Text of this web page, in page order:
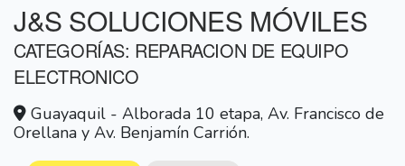
J&S SOLUCIONES MÓVILES
CATEGORÍAS: REPARACION DE EQUIPO
ELECTRONICO
Guayaquil - Alborada 10 etapa, Av. Francisco de
Orellana y Av. Benjamín Carrión.